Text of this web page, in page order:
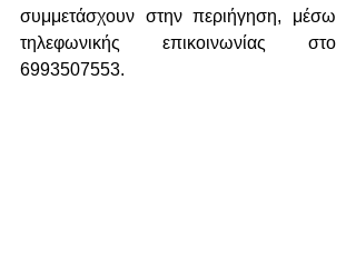
συμμετάσχουν στην περιήγηση, μέσω
τηλεφωνικής επικοινωνίας στο
6993507553.